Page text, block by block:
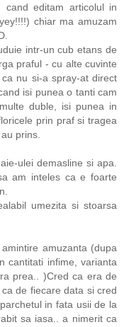
editam articolul in
chiar ma amuzam
intr-un cub etans de
praful - cu alte cuvinte
nu si-a spray-at direct
isi punea o tanti cam
duble, isi punea in
prin praf si tragea
prins.
ulei demasline si apa.
am inteles ca e foarte
umezita si stoarsa
amuzanta (dupa
cantitati infime, varianta
prea.. )Cred ca era de
de fiecare data si cred
in fata usii de la
sa iasa.. a nimerit ca